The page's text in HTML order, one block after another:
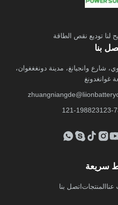
لنا توديع نقص الطاقة
بنا
غوانسوي، شارع وانجيانغ، مدينة دونغغغوان،
غوانغدونغ
سريعة
عناالمنتجاتاتصل بنا